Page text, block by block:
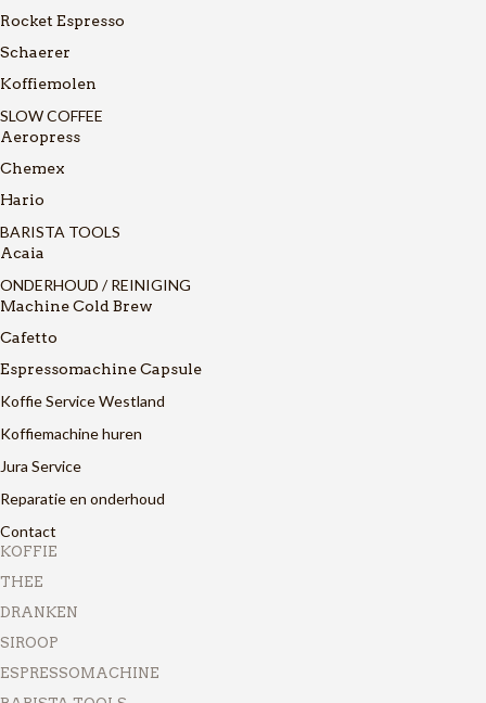
Rocket Espresso
Schaerer
Koffiemolen
SLOW COFFEE
Aeropress
Chemex
Hario
BARISTA TOOLS
Acaia
ONDERHOUD / REINIGING
Machine Cold Brew
Cafetto
Espressomachine Capsule
Koffie Service Westland
Koffiemachine huren
Jura Service
Reparatie en onderhoud
Contact
KOFFIE
THEE
DRANKEN
SIROOP
ESPRESSOMACHINE